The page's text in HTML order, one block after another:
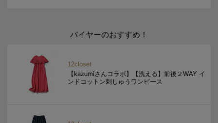
バイヤーのおすすめ！
12closet
【kazumiさんコラボ】【洗える】前後２WAY イ
ンドコットン刺しゅうワンピース